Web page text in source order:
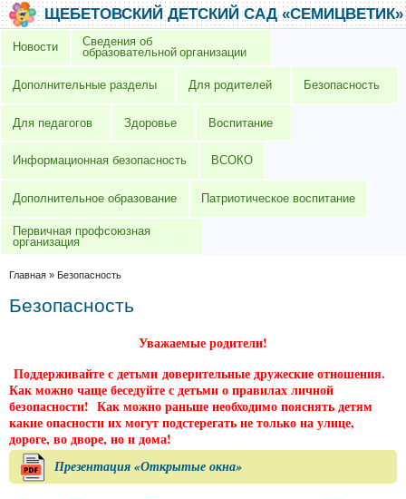
Перейти к основному содержанию
Skip to searchЩЕБЕТОВСКИЙ ДЕТСКИЙ САД «СЕМИЦВЕТИК»
Новости
Сведения об
образовательной организации
Дополнительные разделы Для родителей Безопасность
Для педагогов Здоровье Воспитание
Информационная безопасность ВСОКО
Дополнительное образование Патриотическое воспитание
Первичная профсоюзная
организация
Вы здесь
Главная » Безопасность
Безопасность
Уважаемые родители!
Поддерживайте с детьми доверительные дружеские отношения.
Как можно чаще беседуйте с детьми о правилах личной
безопасности! Как можно раньше необходимо пояснять детям
какие опасности их могут подстерегать не только на улице,
дороге, во дворе, но и дома!
Презентация «Открытые окна»